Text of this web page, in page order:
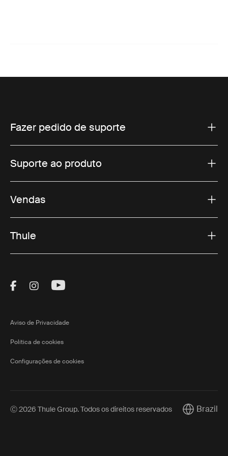
Fazer pedido de suporte
Suporte ao produto
Vendas
Thule
Visit Thule on Facebook (external link)
Visit Thule on Instagram (external link)
Visit Thule on Youtube (external
Aviso de Privacidade
Política de cookies
Configurações de cookies
Ⓒ 2026 Thule Group. Todos os direitos reservados Current
Brazil